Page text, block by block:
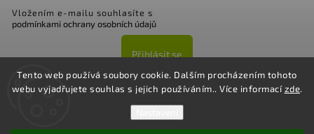
Tento web používá soubory cookie. Dalším procházením tohoto
webu vyjadřujete souhlas s jejich používáním.. Více informacízde.
Vložením e-mailu souhlasíte s
podmínkami ochrany osobních údajů
Přihlásit se